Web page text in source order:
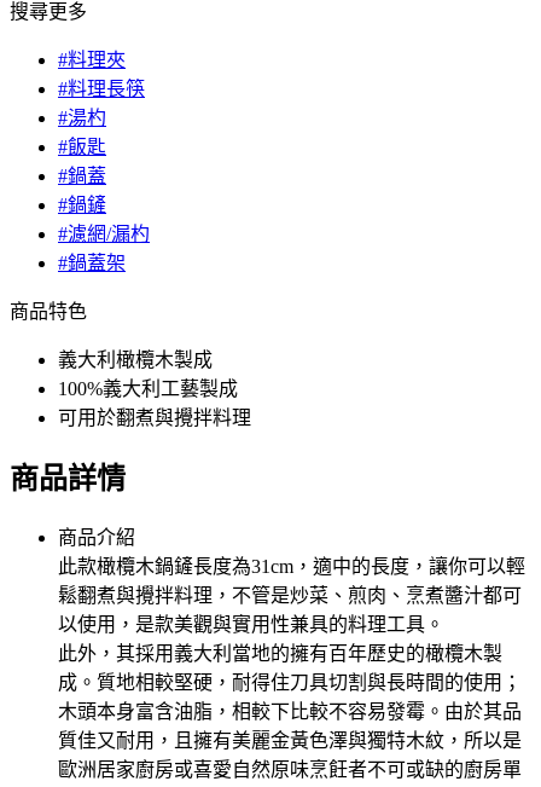
搜尋更多
#料理夾
#料理長筷
#湯杓
#飯匙
#鍋蓋
#鍋鏟
#濾網/漏杓
#鍋蓋架
商品特色
義大利橄欖木製成
100%義大利工藝製成
可用於翻煮與攪拌料理
商品詳情
商品介紹
此款橄欖木鍋鏟長度為31cm，適中的長度，讓你可以輕
鬆翻煮與攪拌料理，不管是炒菜、煎肉、烹煮醬汁都可
以使用，是款美觀與實用性兼具的料理工具。
此外，其採用義大利當地的擁有百年歷史的橄欖木製
成。質地相較堅硬，耐得住刀具切割與長時間的使用；
木頭本身富含油脂，相較下比較不容易發霉。由於其品
質佳又耐用，且擁有美麗金黃色澤與獨特木紋，所以是
歐洲居家廚房或喜愛自然原味烹飪者不可或缺的廚房單